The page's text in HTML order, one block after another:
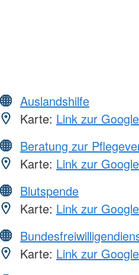
Auslandshilfe
Karte: Link zur
Beratung zur
Karte: Link zur
Blutspende
Karte: Link zur
Karte: Link zur